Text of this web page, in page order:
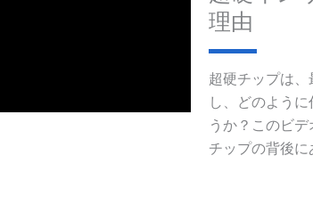
理由
超硬チップは
し、どのよう
うか？このビ
チップの背後に